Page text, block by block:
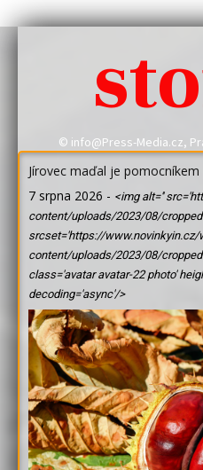
© info@Press-Media.cz,
Jírovec maďal je
7 srpna 2026 - <img alt=''
content/uploads/2023/08/
srcset='https://www.novinkyin.cz/
content/uploads/2023/08/
class='avatar avatar-22 photo'
decoding='async'/>